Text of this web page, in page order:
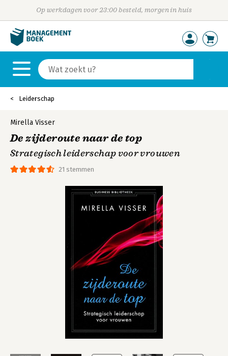
Op werkdagen voor 23:00 besteld, morgen in huis
Leiderschap
21 stemmen
Mirella Visser
De zijderoute naar de top
Strategisch leiderschap voor vrouwen